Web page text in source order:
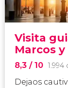
Visita
Marcos
8,3 / 10
Dejaos